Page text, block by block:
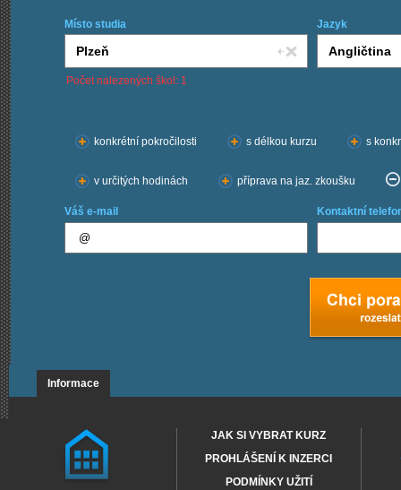
Místo studia Jazyk
Počet nalezených škol: 1
konkrétní pokročilosti
s délkou kurzu s
v určitých hodinách příprava na jaz. zkoušku
Váš e-mail Kontaktní
Informace
JAK SI VYBRAT KURZ
PROHLÁŠENÍ K INZERCI
PODMÍNKY UŽITÍ